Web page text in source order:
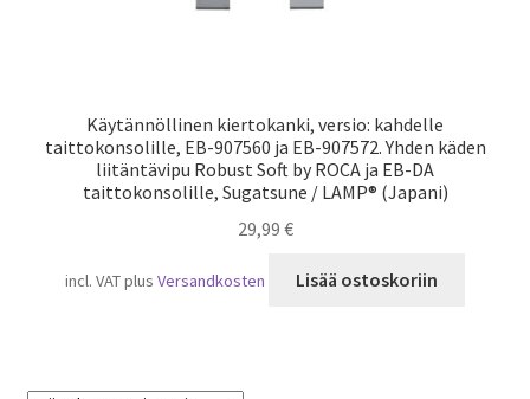
Käytännöllinen kiertokanki, versio: kahdelle
taittokonsolille, EB-907560 ja EB-907572. Yhden käden
liitäntävipu Robust Soft by ROCA ja EB-DA
taittokonsolille, Sugatsune / LAMP® (Japani)
29,99 €
incl. VATplusVersandkosten Lisää ostoskoriin